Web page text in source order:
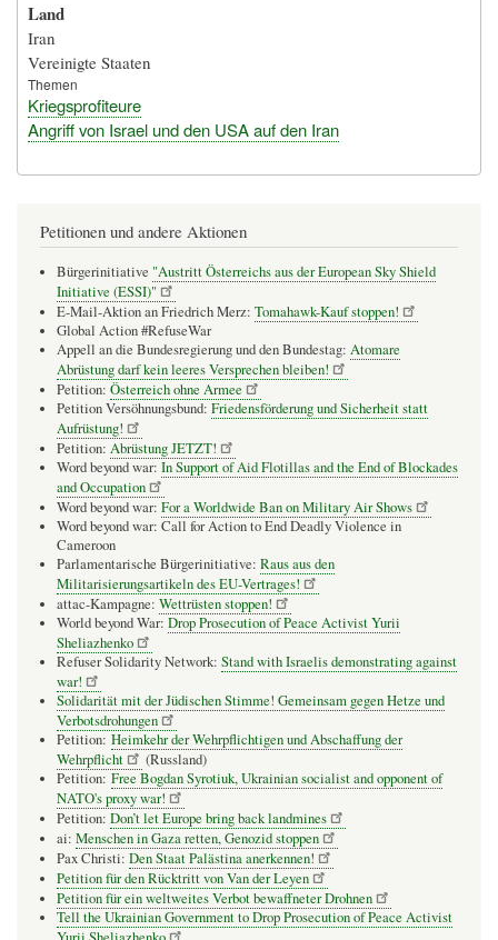
Land
Iran
Vereinigte Staaten
Themen
Kriegsprofiteure
Angriff von Israel und den USA auf den Iran
Petitionen und andere Aktionen
Bürgerinitiative "Austritt Österreichs aus der European Sky Shield
Initiative (ESSI)"
E-Mail-Aktion an Friedrich Merz: Tomahawk-Kauf stoppen!
Global Action #RefuseWar
Appell an die Bundesregierung und den Bundestag: Atomare
Abrüstung darf kein leeres Versprechen bleiben!
Petition: Österreich ohne Armee
Petition Versöhnungsbund: Friedensförderung und Sicherheit statt
Aufrüstung!
Petition: Abrüstung JETZT!
Word beyond war: In Support of Aid Flotillas and the End of Blockades
and Occupation
Word beyond war: For a Worldwide Ban on Military Air Shows
Word beyond war: Call for Action to End Deadly Violence in
Cameroon
Parlamentarische Bürgerinitiative: Raus aus den
Militarisierungsartikeln des EU-Vertrages!
attac-Kampagne: Wettrüsten stoppen!
World beyond War: Drop Prosecution of Peace Activist Yurii
Sheliazhenko
Refuser Solidarity Network: Stand with Israelis demonstrating against
war!
Solidarität mit der Jüdischen Stimme! Gemeinsam gegen Hetze und
Verbotsdrohungen
Petition: Heimkehr der Wehrpflichtigen und Abschaffung der
Wehrpflicht
(Russland)
Petition: Free Bogdan Syrotiuk, Ukrainian socialist and opponent of
NATO's proxy war!
Petition: Don’t let Europe bring back landmines
ai: Menschen in Gaza retten, Genozid stoppen
Pax Christi: Den Staat Palästina anerkennen!
Petition für den Rücktritt von Van der Leyen
Petition für ein weltweites Verbot bewaffneter Drohnen
Tell the Ukrainian Government to Drop Prosecution of Peace Activist